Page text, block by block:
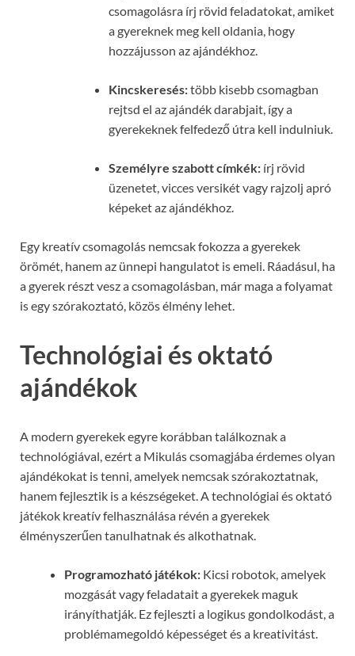
csomagolásra írj rövid feladatokat, amiket
a gyereknek meg kell oldania, hogy
hozzájusson az ajándékhoz.
Kincskeresés:több kisebb csomagban
rejtsd el az ajándék darabjait, így a
gyerekeknek felfedező útra kell indulniuk.
Személyre szabott címkék: írj rövid
üzenetet, vicces versikét vagy rajzolj apró
képeket az ajándékhoz.
Egy kreatív csomagolás nemcsak fokozza a gyerekek
örömét, hanem az ünnepi hangulatot is emeli. Ráadásul, ha
a gyerek részt vesz a csomagolásban, már maga a folyamat
is egy szórakoztató, közös élmény lehet.
Technológiai és oktató
ajándékok
A modern gyerekek egyre korábban találkoznak a
technológiával, ezért a Mikulás csomagjába érdemes olyan
ajándékokat is tenni, amelyek nemcsak szórakoztatnak,
hanem fejlesztik is a készségeket. A technológiai és oktató
játékok kreatív felhasználása révén a gyerekek
élményszerűen tanulhatnak és alkothatnak.
Programozható játékok: Kicsi robotok, amelyek
mozgását vagy feladatait a gyerekek maguk
irányíthatják. Ez fejleszti a logikus gondolkodást, a
problémamegoldó képességet és a kreativitást.